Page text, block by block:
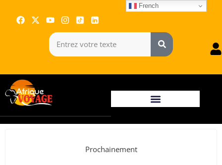
Prochainement
French